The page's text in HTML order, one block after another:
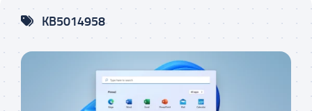
KB5014958